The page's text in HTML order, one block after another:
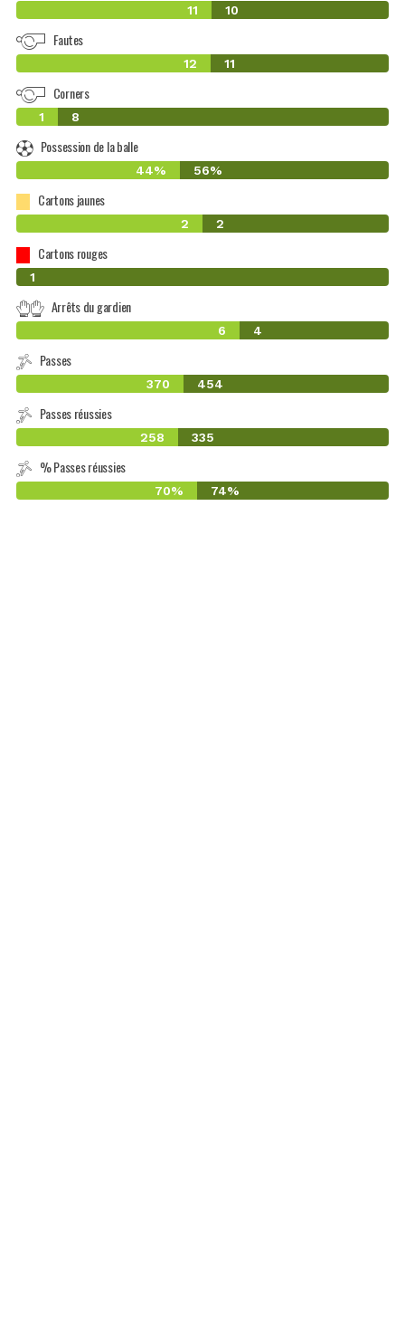
11 10
Fautes
12 11
Corners
1 8
Possession de la balle
44% 56%
Cartons jaunes
2 2
Cartons rouges
0
1
Arrêts du gardien
6 4
Passes
370 454
Passes réussies
258 335
% Passes réussies
70% 74%